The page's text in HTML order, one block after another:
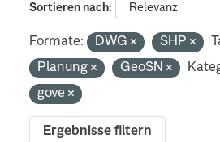
Sortieren nach
Formate: DWG SHP
Planung
GeoSN
gove
Ergebnisse filtern